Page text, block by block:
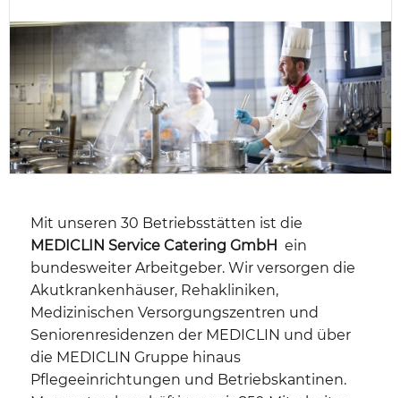
Mit unseren 30 Betriebsstätten ist die
MEDICLIN Service Catering GmbH ein
bundesweiter Arbeitgeber. Wir versorgen die
Akutkrankenhäuser, Rehakliniken,
Medizinischen Versorgungszentren und
Seniorenresidenzen der MEDICLIN und über
die MEDICLIN Gruppe hinaus
Pflegeeinrichtungen und Betriebskantinen.